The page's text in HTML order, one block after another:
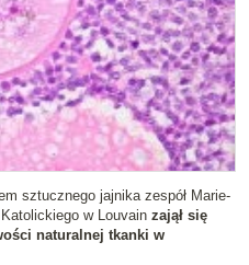
sztucznego jajnika zespół Marie-
w Louvain zajął się
naturalnej tkanki w